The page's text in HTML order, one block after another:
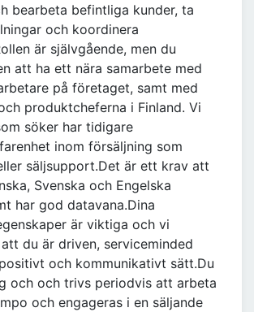
bearbeta befintliga kunder, ta
och koordinera
är självgående, men du
att ha ett nära samarbete med
på företaget, samt med
produktcheferna i Finland. Vi
söker har tidigare
inom försäljning som
säljsupport.Det är ett krav att
Svenska och Engelska
har god datavana.Dina
är viktiga och vi
du är driven, serviceminded
och kommunikativt sätt.Du
och och trivs periodvis att arbeta
och engageras i en säljande